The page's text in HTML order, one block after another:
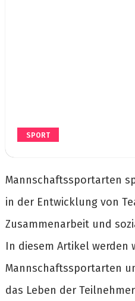
SPORT
Mannschaftssportarten
in der Entwicklung von
Zusammenarbeit und
In diesem Artikel werden
Mannschaftssportarten
das Leben der